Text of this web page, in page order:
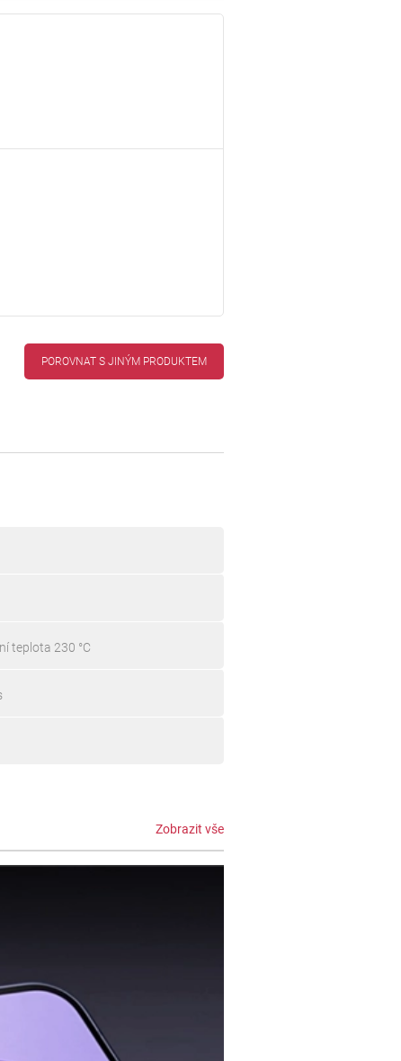
POROVNAT S JINÝM PRODUKTEM
teplota 230 °C
Zobrazit vše